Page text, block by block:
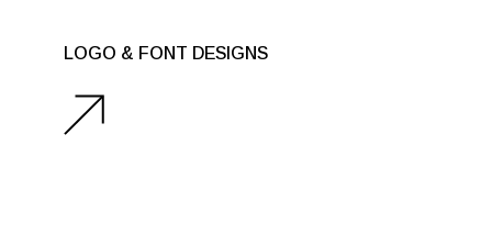
LOGO & FONT DESIGNS